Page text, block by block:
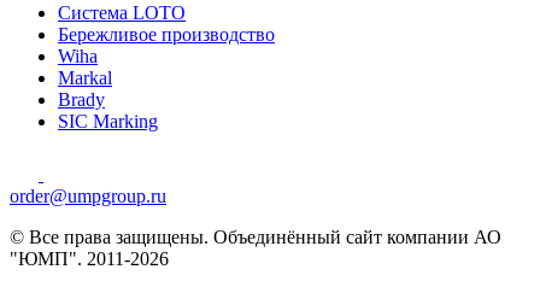
Система LOTO
Бережливое производство
Wiha
Markal
Brady
SIC Marking
order@umpgroup.ru
© Все права защищены. Объединённый сайт компании АО
"ЮМП". 2011-2026